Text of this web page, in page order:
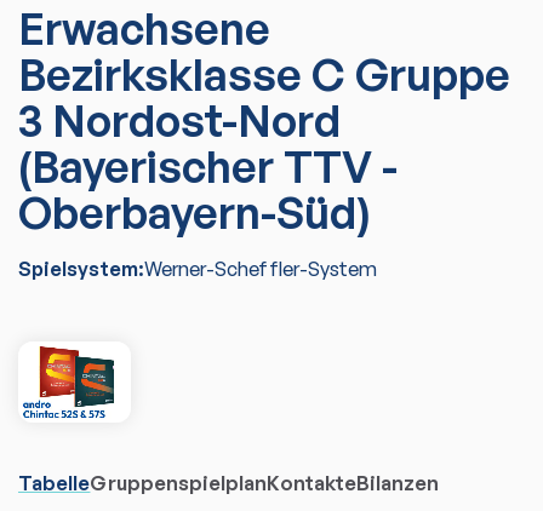
Erwachsene
Bezirksklasse C Gruppe
3 Nordost-Nord
(Bayerischer TTV -
Oberbayern-Süd)
Spielsystem:Werner-Scheffler-System
TabelleGruppenspielplanKontakteBilanzen